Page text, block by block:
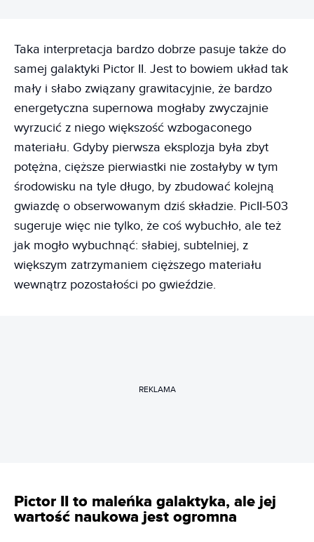
Taka interpretacja bardzo dobrze pasuje także do
samej galaktyki Pictor II. Jest to bowiem układ tak
mały i słabo związany grawitacyjnie, że bardzo
energetyczna supernowa mogłaby zwyczajnie
wyrzucić z niego większość wzbogaconego
materiału. Gdyby pierwsza eksplozja była zbyt
potężna, cięższe pierwiastki nie zostałyby w tym
środowisku na tyle długo, by zbudować kolejną
gwiazdę o obserwowanym dziś składzie. PicII-503
sugeruje więc nie tylko, że coś wybuchło, ale też
jak mogło wybuchnąć: słabiej, subtelniej, z
większym zatrzymaniem cięższego materiału
wewnątrz pozostałości po gwieździe.
REKLAMA
Pictor II to maleńka galaktyka, ale jej
wartość naukowa jest ogromna